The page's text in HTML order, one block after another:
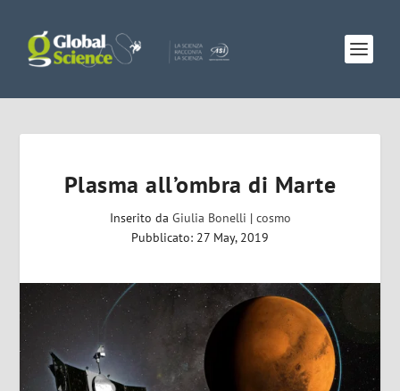
Plasma all’ombra di Marte
Inserito da Giulia Bonelli | cosmo
Pubblicato: 27 May, 2019